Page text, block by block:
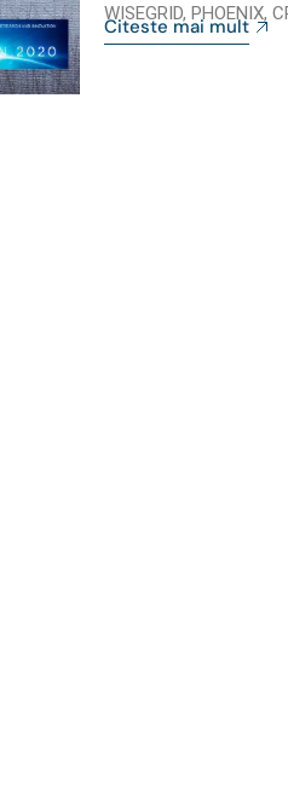
WISEGRID, PHOENIX,
Citeste mai mult